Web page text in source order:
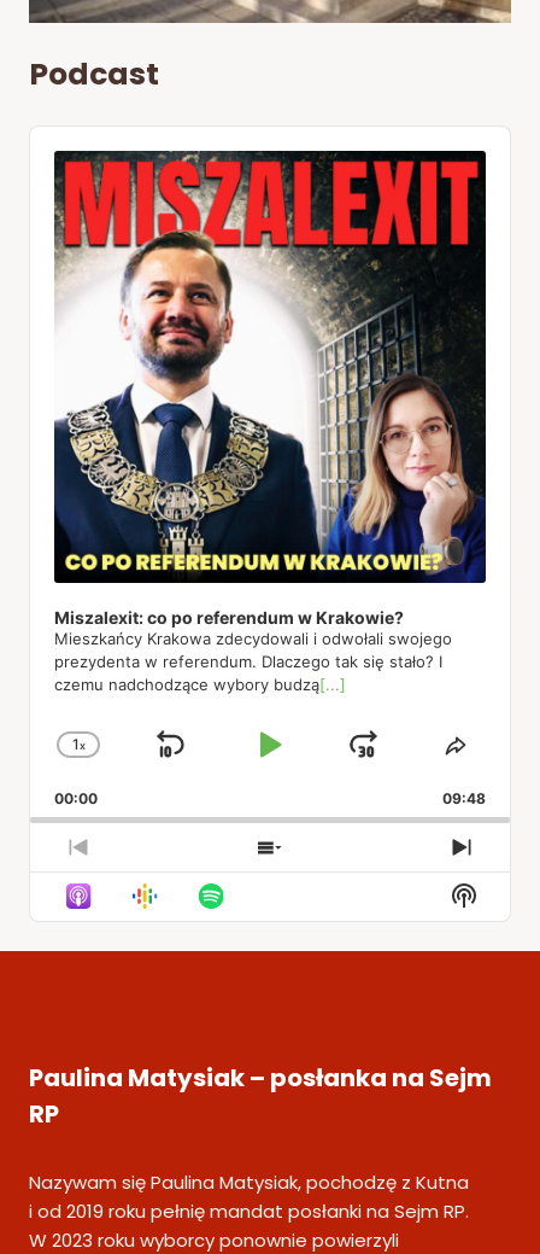
Podcast
Audio
Player
Miszalexit: co po referendum w Krakowie?
Mieszkańcy Krakowa zdecydowali i odwołali swojego
prezydenta w referendum. Dlaczego tak się stało? I
czemu nadchodzące wybory budzą[...]
Change
Rate
1x
Skip
Play
Jump
Forward
Share
00:00 09:48
Previous
Episode
Show
Episodes
Next
Show
Paulina Matysiak – posłanka na Sejm
RP
Nazywam się Paulina Matysiak, pochodzę z Kutna
i od 2019 roku pełnię mandat posłanki na Sejm RP.
W 2023 roku wyborcy ponownie powierzyli